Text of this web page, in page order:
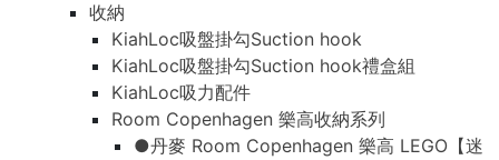
收納
KiahLoc吸盤掛勾Suction hook
KiahLoc吸盤掛勾Suction hook禮盒組
KiahLoc吸力配件
Room Copenhagen 樂高收納系列
●丹麥 Room Copenhagen 樂高 LEGO【迷